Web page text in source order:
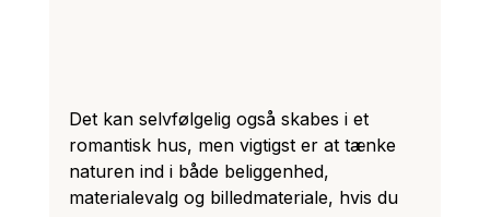
Det kan selvfølgelig også skabes i et
romantisk hus, men vigtigst er at tænke
naturen ind i både beliggenhed,
materialevalg og billedmateriale, hvis du